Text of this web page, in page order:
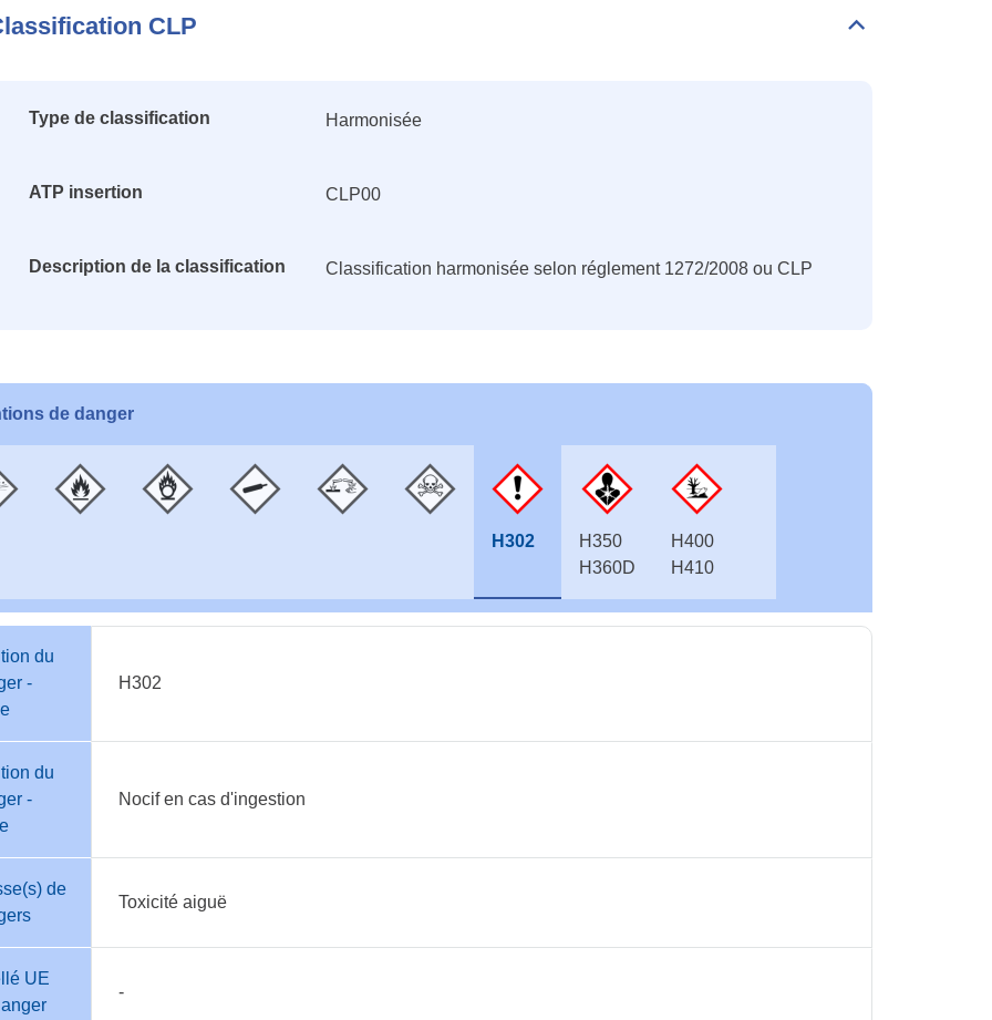
CLP
Déplier/replier
Type de classification Harmonisée
ATP insertion CLP00
Description de la classification Classification harmonisée selon réglement 1272/2008 ou CLP
de danger
H302
H350
H360D
H400
H410
du
-
H302
du
-
Nocif en cas d'ingestion
de
Toxicité aiguë
UE
-